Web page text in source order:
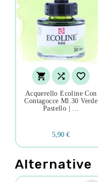
  
Acquerello Ecoline Con
Contagocce Ml.30 Verde
Pastello | ...
5,90 €
Alternative